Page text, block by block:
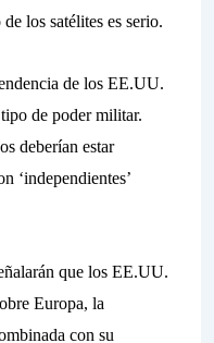
los satélites es serio.
de los EE.UU.
de poder militar.
deberían estar
‘independientes’
que los EE.UU.
Europa, la
con su